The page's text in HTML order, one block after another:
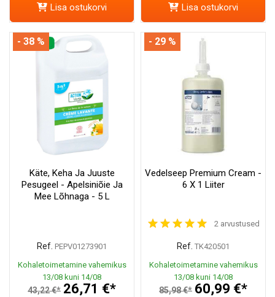
Lisa ostukorvi Lisa ostukorvi
Käte, Keha Ja Juuste
Pesugeel - Apelsiniõie Ja
Mee Lõhnaga - 5 L
Ref. PEPV01273901
Kohaletoimetamine vahemikus
13/08 kuni 14/08
43,22 €* 26,71 €*
- 38 %
Vedelseep Premium Cream -
6 X 1 Liiter
2 arvustused
Ref. TK420501
Kohaletoimetamine vahemikus
13/08 kuni 14/08
85,98 €* 60,99 €*
- 29 %